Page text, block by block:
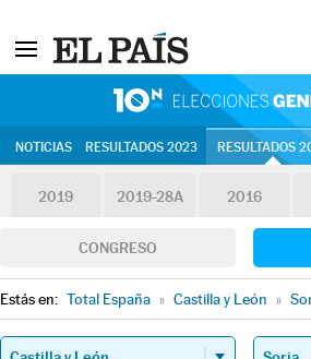
NOTICIAS RESULTADOS 2023 RESULTADOS
2019 2019-28A 2016
CONGRESO
Estás en: Total España » Castilla y León »